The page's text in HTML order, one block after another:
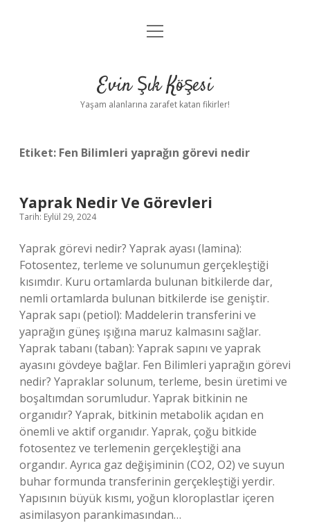
Anasayfa
Yasal Uyarı
menüyü
Evin Şık Köşesi
Yaşam alanlarına zarafet katan fikirler!
Etiket: Fen Bilimleri yaprağın görevi nedir
Yaprak Nedir Ve Görevleri
Tarih: Eylül 29, 2024
Yaprak görevi nedir? Yaprak ayası (lamina):
Fotosentez, terleme ve solunumun gerçekleştiği
kısımdır. Kuru ortamlarda bulunan bitkilerde dar,
nemli ortamlarda bulunan bitkilerde ise geniştir.
Yaprak sapı (petiol): Maddelerin transferini ve
yaprağın güneş ışığına maruz kalmasını sağlar.
Yaprak tabanı (taban): Yaprak sapını ve yaprak
ayasını gövdeye bağlar. Fen Bilimleri yaprağın görevi
nedir? Yapraklar solunum, terleme, besin üretimi ve
boşaltımdan sorumludur. Yaprak bitkinin ne
organıdır? Yaprak, bitkinin metabolik açıdan en
önemli ve aktif organıdır. Yaprak, çoğu bitkide
fotosentez ve terlemenin gerçekleştiği ana
organdır. Ayrıca gaz değişiminin (CO2, O2) ve suyun
buhar formunda transferinin gerçekleştiği yerdir.
Yapısının büyük kısmı, yoğun kloroplastlar içeren
asimilasyon parankimasından…